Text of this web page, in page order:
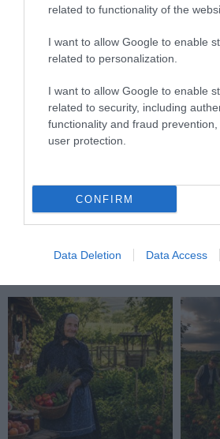
related to functionality of the
I want to allow Google to enable
related to personalization.
I want to allow Google to enable
related to security, including
functionality and fraud
user protection.
CONFIRM
Data Deletion Data Access
CÍMKE: